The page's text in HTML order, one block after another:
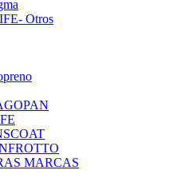
Otros
MARCAS